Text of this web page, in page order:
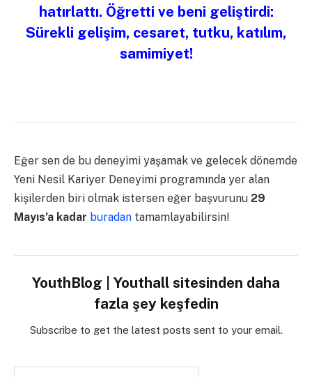
hatırlattı. Öğretti ve beni geliştirdi:
Sürekli gelişim, cesaret, tutku, katılım,
samimiyet!
Eğer sen de bu deneyimi yaşamak ve gelecek dönemde
Yeni Nesil Kariyer Deneyimi programında yer alan
kişilerden biri olmak istersen eğer başvurunu 29
Mayıs’a kadar buradan tamamlayabilirsin!
YouthBlog | Youthall sitesinden daha
fazla şey keşfedin
Subscribe to get the latest posts sent to your email.
E-postanızı yazın…